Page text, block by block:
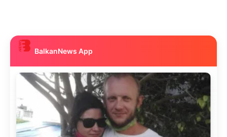
BalkanNews App